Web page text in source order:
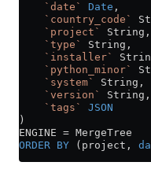
    `date`
Date ,
    `country_code`
    `project`
String,
    `type`
String,
    `installer`
    `python_minor`
    `system`
String,
    `version`
String,
    `tags`
JSON
)
ENGINE = MergeTree
ORDER BY (project,